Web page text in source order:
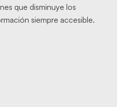
que disminuye los
siempre accesible.